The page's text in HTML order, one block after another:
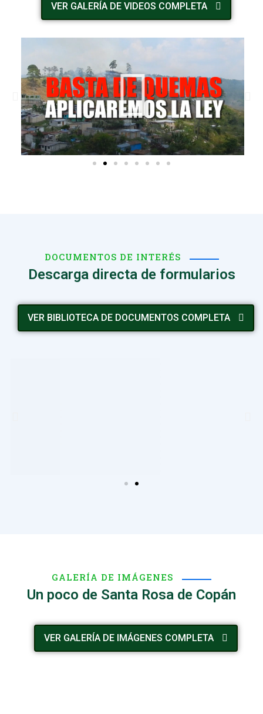
VER GALERÍA DE VIDEOS COMPLETA
DOCUMENTOS DE INTERÉS
Descarga directa de formularios
VER BIBLIOTECA DE DOCUMENTOS COMPLETA
GALERÍA DE IMÁGENES
Un poco de Santa Rosa de Copán
VER GALERÍA DE IMÁGENES COMPLETA